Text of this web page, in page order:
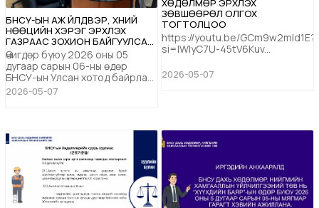
БНСУ-ЫН АЖ ҮЙЛДВЭР, ХҮНИЙ
НӨӨЦИЙН ХЭРЭГ ЭРХЛЭХ
ГАЗРААС ЗОХИОН БАЙГУУЛСАН
СУРГАЛТАД ОРОЛЦОВ
Өчигдөр буюу 2026 оны 05
дугаар сарын 06-ны өдөр
БНСУ-ын Улсан хотод байрлах
БНСУ-ын Аж үйлдвэр, хүний
тогтолцоо”, “Гадаадын
ажилтныг нэвтрүүлэх үе шат”
сэдэвт сургалтад БНСУ дахь
Хөдөлмөр, нийгмийн
хамгааллын үйлчилгээний
төвийн дарга Б.Жарг...
2026-05-07
ХӨДӨЛМӨР ЭРХЛЭХ
ЗӨВШӨӨРӨЛ ОЛГОХ
ТОГТОЛЦОО
https://youtu.be/GCm9w2mId1E?
si=IWIyC7U-45tV6Kuv...
2026-05-07